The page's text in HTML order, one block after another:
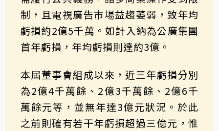
制，且電視廣告市場益趨萎弱，致年均
虧損約2億5千萬。如計入納為公廣集團
首年虧損，年均虧損則達約3億。
本屆董事會組成以來，近三年虧損分別
為2億4千萬餘、2億3千萬餘、2億6千
萬餘元等，並無年達3億元狀況。於此
之前則確有若干年虧損超過三億元，惟